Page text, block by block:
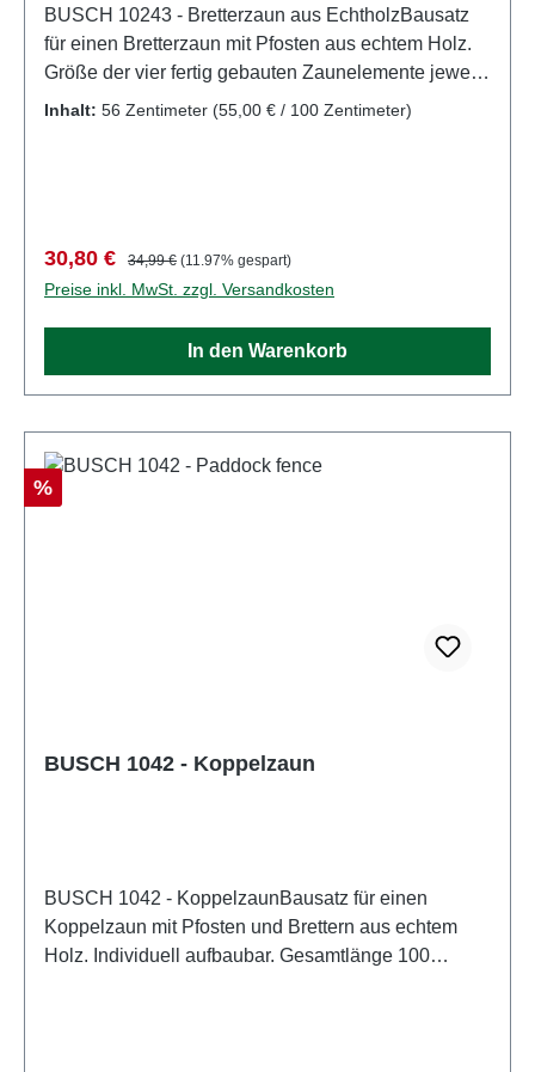
BUSCH 10243 - Bretterzaun aus EchtholzBausatz
für einen Bretterzaun mit Pfosten aus echtem Holz.
Größe der vier fertig gebauten Zaunelemente jeweils
140 x 36 mm. Gesamtlänge des Holzzaunes: 560
Inhalt: 56 Zentimeter (55,00 € / 100 Zentimeter)
Verkaufspreis:
30,80 € Regulärer Preis:
34,99 € (11.97% gespart)
Preise inkl. MwSt. zzgl. Versandkosten
In den Warenkorb
Rabatt
%
BUSCH 1042 - Koppelzaun
BUSCH 1042 - KoppelzaunBausatz für einen
Koppelzaun mit Pfosten und Brettern aus echtem
Holz. Individuell aufbaubar. Gesamtlänge 100